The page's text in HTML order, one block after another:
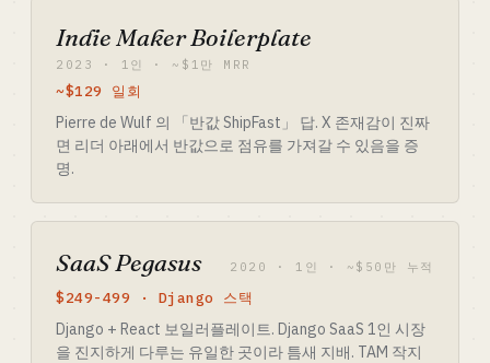
Indie Maker Boilerplate
2023 · 1인 · ~$1만 MRR
~$129 일회
Pierre de Wulf 의 「반값 ShipFast」 답. X 존재감이 진짜
면 리더 아래에서 반값으로 점유를 가져갈 수 있음을 증
명.
SaaS Pegasus 2020 · 1인 · ~$50만 누적
$249-499 · Django 스택
Django + React 보일러플레이트. Django SaaS 1인 시장
을 진지하게 다루는 유일한 곳이라 틈새 지배. TAM 작지